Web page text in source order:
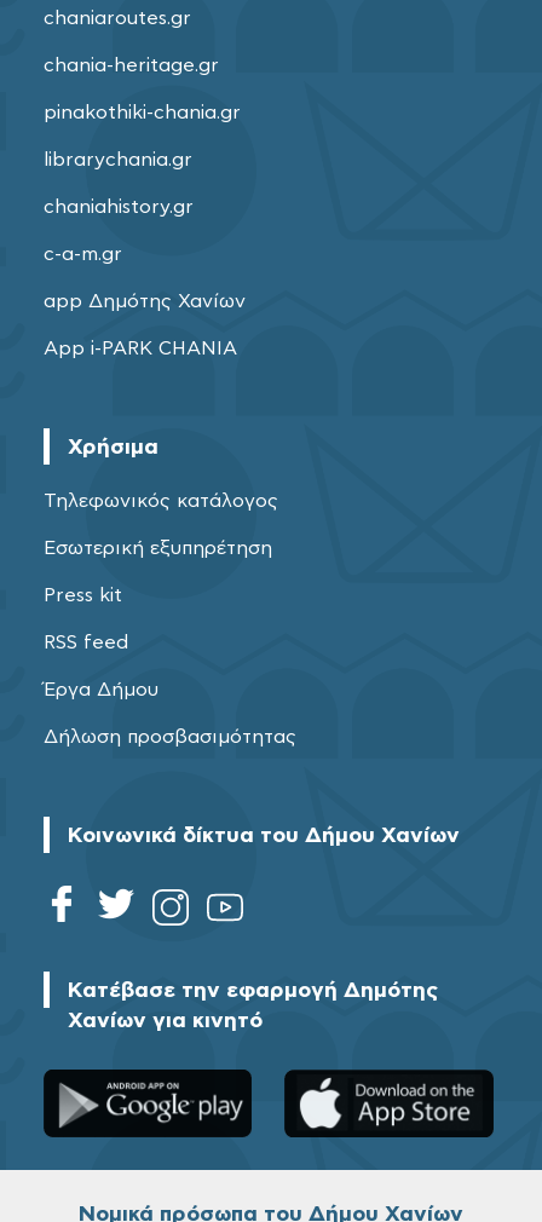
chaniaroutes.gr
chania-heritage.gr
pinakothiki-chania.gr
librarychania.gr
chaniahistory.gr
c-a-m.gr
app Δημότης Χανίων
App i-PARK CHANIA
Χρήσιμα
Τηλεφωνικός κατάλογος
Εσωτερική εξυπηρέτηση
Press kit
RSS feed
Έργα Δήμου
Δήλωση προσβασιμότητας
Κοινωνικά δίκτυα του Δήμου Χανίων
Κατέβασε την εφαρμογή Δημότης
Χανίων για κινητό
Νομικά πρόσωπα του Δήμου Χανίων